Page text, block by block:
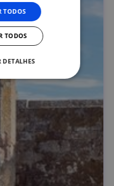
TODOS
TODOS
DETALHES